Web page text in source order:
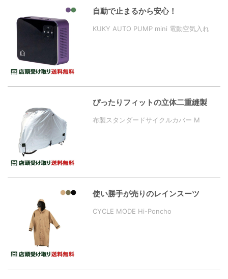
自動で止まるから安心！
KUKY AUTO PUMP mini 電動空気入れ
ぴったりフィットの立体二重縫製
布製スタンダードサイクルカバー M
使い勝手が売りのレインスーツ
CYCLE MODE Hi-Poncho